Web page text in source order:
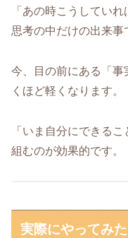
「あの時こうしてい
思考の中だけの出来事
今、目の前にある「
くほど軽くなります。
「いま自分にできる
組むのが効果的です。
実際にやってみ